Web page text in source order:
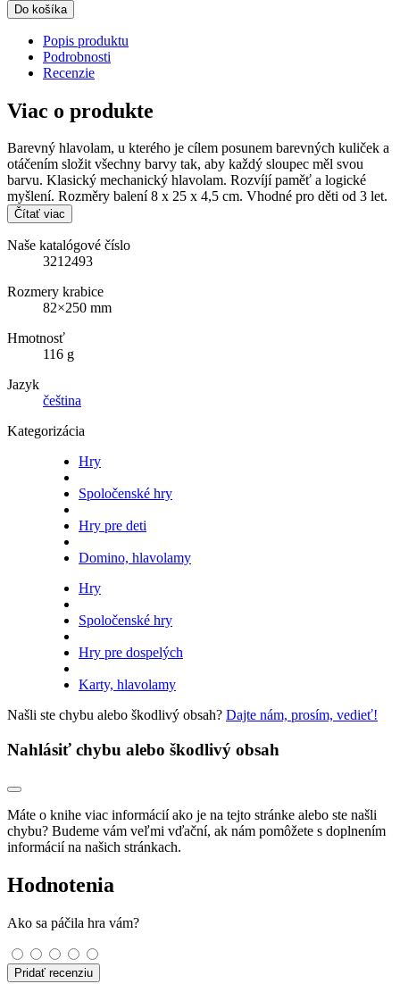
Do košíka
Popis produktu
Podrobnosti
Recenzie
Viac o produkte
Barevný hlavolam, u kterého je cílem posunem barevných kuliček a
otáčením složit všechny barvy tak, aby každý sloupec měl svou
barvu. Klasický mechanický hlavolam. Rozvíjí paměť a logické
myšlení. Rozměry balení 8 x 25 x 4,5 cm. Vhodné pro děti od 3 let.
Čítať viac
Naše katalógové číslo
3212493
Rozmery krabice
82×250 mm
Hmotnosť
116 g
Jazyk
čeština
Kategorizácia
Hry
Spoločenské hry
Hry pre deti
Domino, hlavolamy
Hry
Spoločenské hry
Hry pre dospelých
Karty, hlavolamy
Našli ste chybu alebo škodlivý obsah? Dajte nám, prosím, vedieť!
Nahlásiť chybu alebo škodlivý obsah
Máte o knihe viac informácií ako je na tejto stránke alebo ste našli
chybu? Budeme vám veľmi vďační, ak nám pomôžete s doplnením
informácií na našich stránkach.
Hodnotenia
Ako sa páčila hra vám?
Pridať recenziu